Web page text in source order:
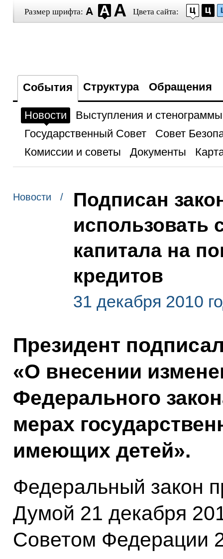
Размер шрифта: Цвета сайта:
События Структура Обращения
Новости
Выступления и стенограммы
Государственный Совет
Совет
Комиссии и советы
Документы
Новости /
Подписан
использовать
капитала на
кредитов
31 декабря 2010
Президент
«О внесении
Федерального
мерах
имеющих детей».
Федеральный закон
Думой 21 декабря
Советом Федерации